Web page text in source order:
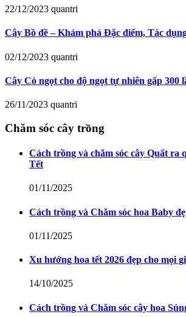
22/12/2023 quantri
Cây Bồ đề – Khám phá Đặc điểm, Tác
02/12/2023 quantri
Cây Cỏ ngọt cho độ ngọt tự nhiên gấp 300
26/11/2023 quantri
Chăm sóc cây trồng
Cách trồng và chăm sóc cây Quất ra
Tết
01/11/2025
Cách trồng và Chăm sóc hoa Baby
01/11/2025
Xu hướng hoa tết 2026 đẹp cho mọi
14/10/2025
Cách trồng và Chăm sóc cây hoa